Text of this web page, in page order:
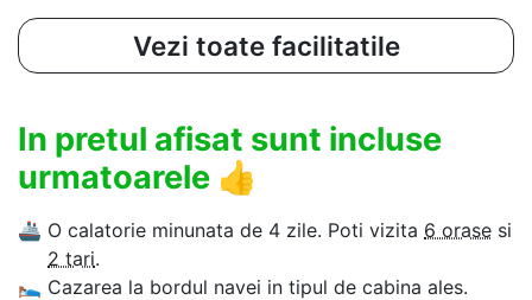
Vezi toate facilitatile
In pretul afisat sunt incluse
urmatoarele 👍
🚢 O calatorie minunata de 4 zile. Poti vizita 6 orase si
2 tari.
🛌 Cazarea la bordul navei in tipul de cabina ales.